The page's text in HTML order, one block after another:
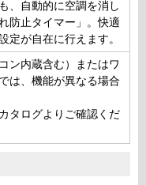
、自動的に空調を消し
防止タイマー」。快適
定が自在に行えます。
ン内蔵含む）またはワ
は、機能が異なる場合
タログよりご確認くだ